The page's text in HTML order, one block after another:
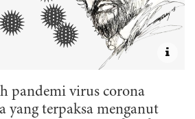
pandemi virus corona
yang terpaksa menganut